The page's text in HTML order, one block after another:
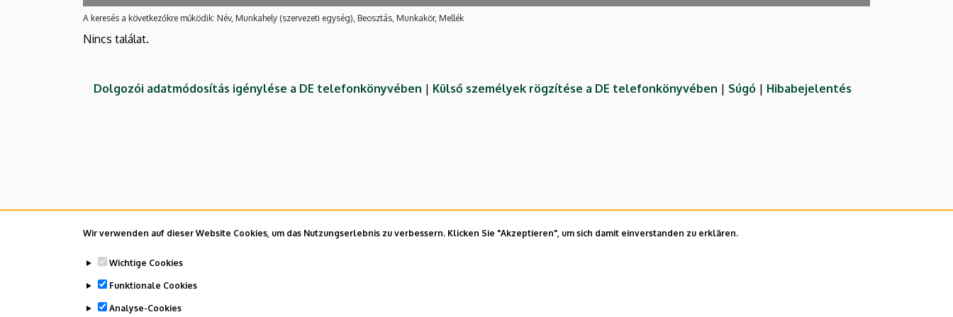
Wir verwenden auf dieser Website Cookies, um das Nutzungserlebnis zu verbessern. Klicken Sie "Akzeptieren", um sich damit einverstanden zu erklären.
Wichtige Cookies
Funktionale Cookies
Analyse-Cookies
A keresés a következőkre működik: Név, Munkahely (szervezeti egység), Beosztás, Munkakör, Mellék
Nincs találat.
Dolgozói adatmódosítás igénylése a DE telefonkönyvében | Külső személyek rögzítése a DE telefonkönyvében | Súgó | Hibabejelentés